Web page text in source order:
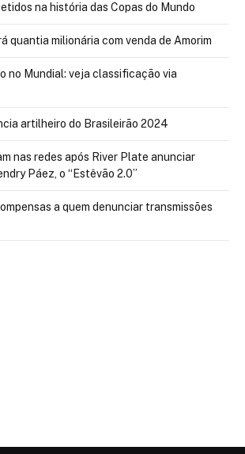
na história das Copas do Mundo
quantia milionária com venda de Amorim
no Mundial: veja classificação via
artilheiro do Brasileirão 2024
nas redes após River Plate anunciar
Páez, o “Estêvão 2.0”
a quem denunciar transmissões